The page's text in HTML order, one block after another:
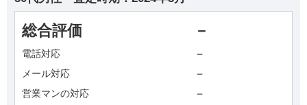
総合評価 －
電話対応 －
メール対応 －
営業マンの対応 －